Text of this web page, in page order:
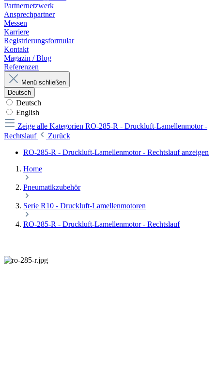
Partnernetzwerk
Ansprechpartner
Messen
Karriere
Registrierungsformular
Kontakt
Magazin / Blog
Referenzen
Menü schließen
Deutsch
Deutsch
English
Zeige alle Kategorien RO-285-R - Druckluft-Lamellenmotor -
Rechtslauf
Zurück
RO-285-R - Druckluft-Lamellenmotor - Rechtslauf anzeigen
Home
Pneumatikzubehör
Serie R10 - Druckluft-Lamellenmotoren
RO-285-R - Druckluft-Lamellenmotor - Rechtslauf